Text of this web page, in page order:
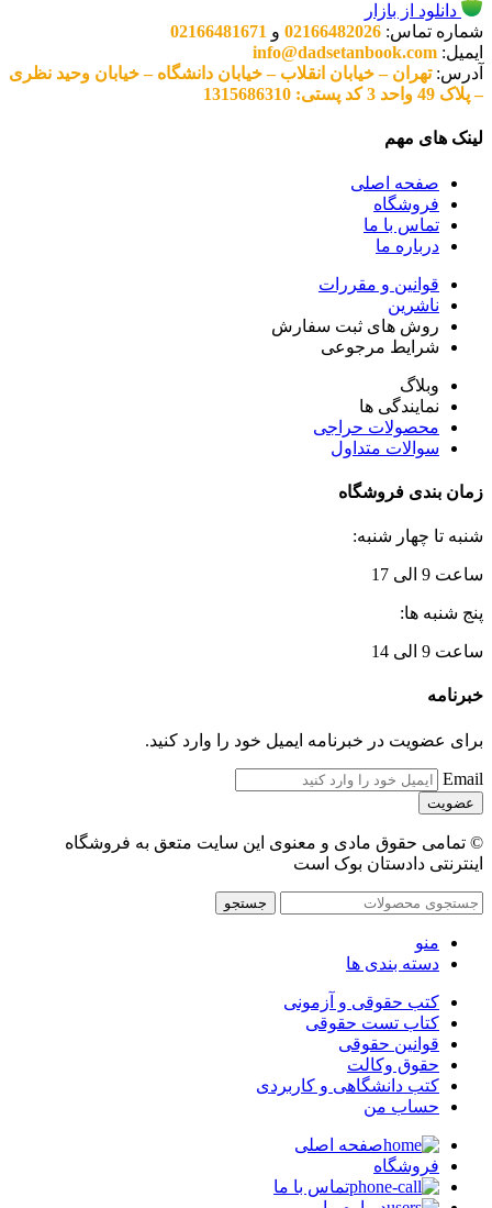
دانلود از بازار
شماره تماس: 02166482026 و 02166481671
ایمیل: info@dadsetanbook.com
آدرس:تهران – خیابان انقلاب – خیابان دانشگاه – خیابان وحید نظری
– پلاک 49 واحد 3 کد پستی: 1315686310
لینک های مهم
صفحه اصلی
فروشگاه
تماس با ما
درباره ما
قوانین و مقررات
ناشرین
روش های ثبت سفارش
شرایط مرجوعی
وبلاگ
نمایندگی ها
محصولات حراجی
سوالات متداول
زمان بندی فروشگاه
شنبه تا چهار شنبه:
ساعت 9 الی 17
پنج شنبه ها:
ساعت 9 الی 14
خبرنامه
برای عضویت در خبرنامه ایمیل خود را وارد کنید.
Email
© تمامی حقوق مادی و معنوی این سایت متعق به فروشگاه
اینترنتی دادستان بوک است
جستجو
منو
دسته بندی ها
کتب حقوقی و آزمونی
کتاب تست حقوقی
قوانین حقوقی
حقوق وکالت
کتب دانشگاهی و کاربردی
حساب من
صفحه اصلی
فروشگاه
تماس با ما